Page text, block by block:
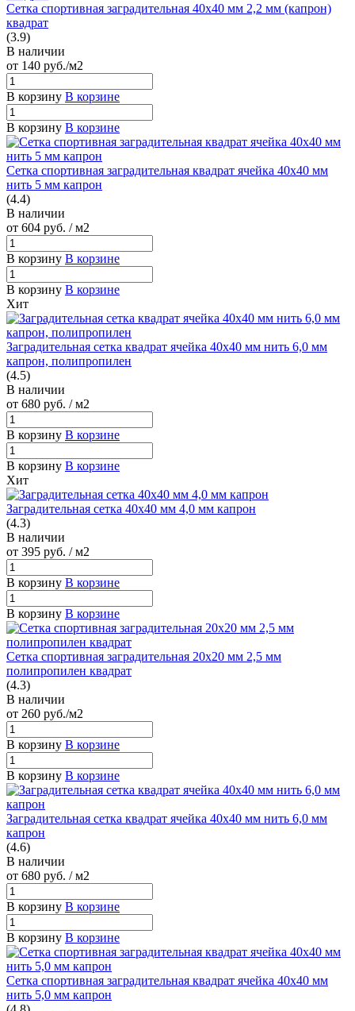
Сетка спортивная заградительная 40х40 мм 2,2 мм (капрон)
квадрат
(3.9)
В наличии
от 140 руб./м2
В корзину В корзине
В корзину В корзине
Сетка спортивная заградительная квадрат ячейка 40х40 мм
нить 5 мм капрон
(4.4)
В наличии
от 604 руб. / м2
В корзину В корзине
В корзину В корзине
Хит
Заградительная сетка квадрат ячейка 40х40 мм нить 6,0 мм
капрон, полипропилен
(4.5)
В наличии
от 680 руб. / м2
В корзину В корзине
В корзину В корзине
Хит
Заградительная сетка 40х40 мм 4,0 мм капрон
(4.3)
В наличии
от 395 руб. / м2
В корзину В корзине
В корзину В корзине
Сетка спортивная заградительная 20х20 мм 2,5 мм
полипропилен квадрат
(4.3)
В наличии
от 260 руб./м2
В корзину В корзине
В корзину В корзине
Заградительная сетка квадрат ячейка 40х40 мм нить 6,0 мм
капрон
(4.6)
В наличии
от 680 руб. / м2
В корзину В корзине
В корзину В корзине
Сетка спортивная заградительная квадрат ячейка 40х40 мм
нить 5,0 мм капрон